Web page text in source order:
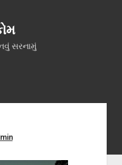
સરનામું
hello@mitixa.com